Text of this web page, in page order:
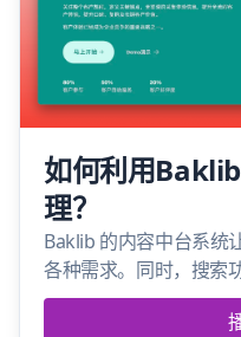
如何利用
理？
Baklib 的内容中台系统
各种需求。同时，搜索
定信息还是了解最新动